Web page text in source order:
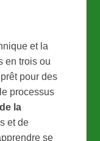
et la
en trois ou
pour des
processus
la
et de
se